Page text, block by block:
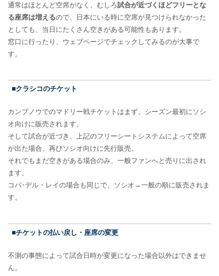
通常はほとんど空席がなく、むしろ試合が近づくほどフリーとな
る座席は増えるので、日本にいる時に空席が見つけられなかった
としても、当日にたくさん空きがある可能性もあります。
窓口に行ったり、ウェブページでチェックしてみるのが大事で
す。
■クラシコのチケット
カンプノウでのマドリー戦チケットはまず、シーズン最初にソシ
オ向けに販売されます。
そして試合が近づき、上記のフリーシートシステムによって空席
が出た場合、再びソシオ向けに先行販売。
それでもまだ空きがある場合のみ、一般ファンへと売りに出され
ます。
コパ･デル・レイの場合も同じで、ソシオ→一般の順に販売されま
す。
■チケットの払い戻し・座席の変更
不測の事態によって試合日時が変更になった場合以外はできませ
ん。